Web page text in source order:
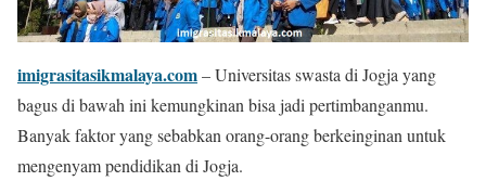
imigrasitasikmalaya.com– Universitas swasta di Jogja yang
bagus di bawah ini kemungkinan bisa jadi pertimbanganmu.
Banyak faktor yang sebabkan orang-orang berkeinginan untuk
mengenyam pendidikan di Jogja.